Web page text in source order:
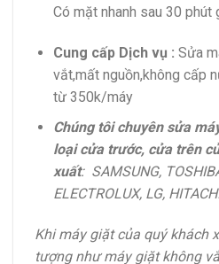
Có mặt nhanh sau 30 phút
Cung cấp Dịch vụ : Sửa
vắt,mất nguồn,không cấp
từ 350k/máy
Chúng tôi chuyên sửa
loại cửa trước, cửa trên
xuất: SAMSUNG,
ELECTROLUX, LG,
Khi máy giặt của quý khách
tượng như máy giặt không